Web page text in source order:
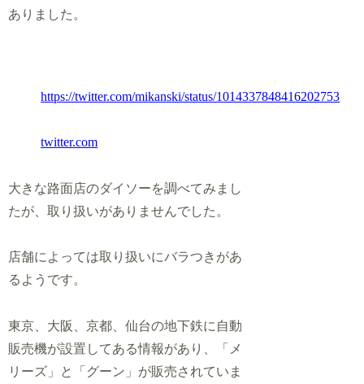
ありました。
https://twitter.com/mikanski/status/1014337848416202753
twitter.com
大きな路面店のダイソーを調べてみまし
たが、取り扱いがありませんでした。
店舗によっては取り扱いにバラつきがあ
るようです。
東京、大阪、京都、仙台の地下鉄に自動
販売機が設置してある情報があり、「メ
リーズ」と「グーン」が販売されていま